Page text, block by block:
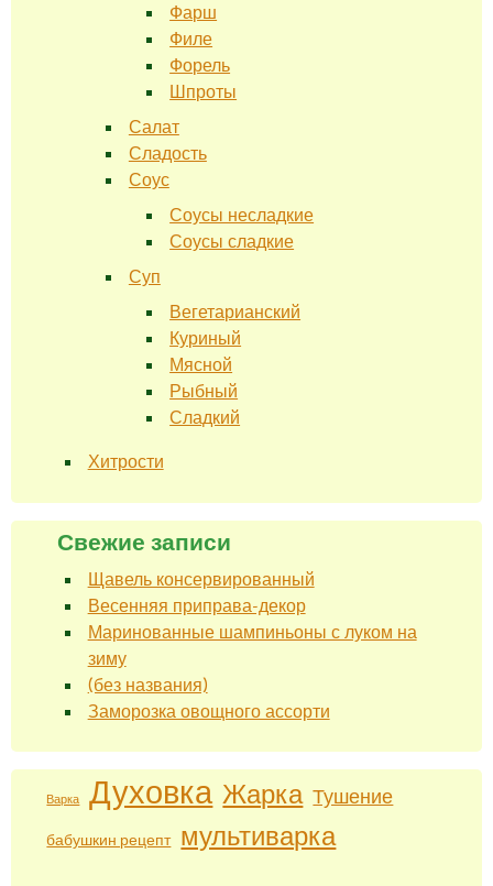
Фарш
Филе
Форель
Шпроты
Салат
Сладость
Соус
Соусы несладкие
Соусы сладкие
Суп
Вегетарианский
Куриный
Мясной
Рыбный
Сладкий
Хитрости
Свежие записи
Щавель консервированный
Весенняя приправа-декор
Маринованные шампиньоны с луком на
зиму
(без названия)
Заморозка овощного ассорти
Варка Духовка Жарка Тушение
бабушкин рецепт мультиварка